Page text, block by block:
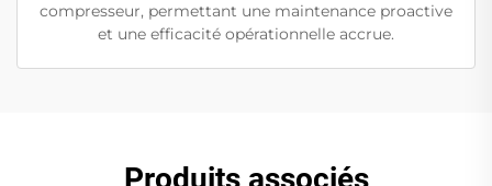
compresseur, permettant une maintenance proactive
et une efficacité opérationnelle accrue.